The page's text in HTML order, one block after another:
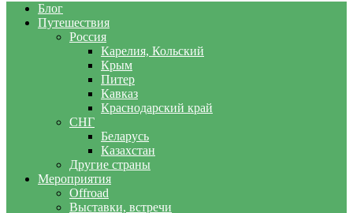
Блог
Путешествия
Россия
Карелия, Кольский
Крым
Питер
Кавказ
Краснодарский край
СНГ
Беларусь
Казахстан
Другие страны
Мероприятия
Offroad
Выставки, встречи